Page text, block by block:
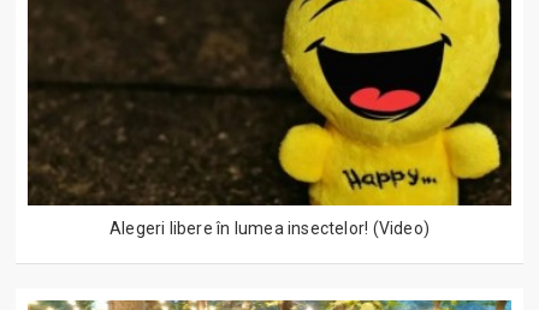
Alegeri libere în lumea insectelor! (Video)